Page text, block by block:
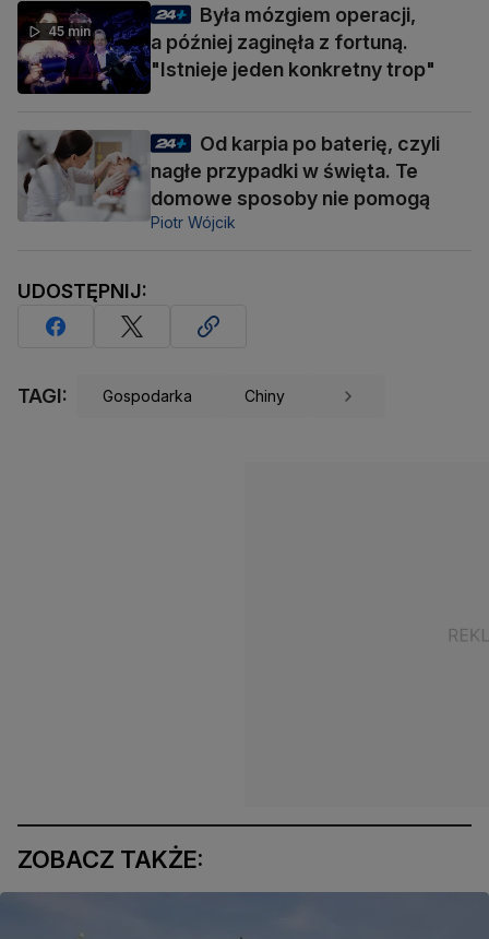
45 min
Była mózgiem operacji,
a później zaginęła z fortuną.
"Istnieje jeden konkretny trop"
Od karpia po baterię, czyli
nagłe przypadki w święta. Te
domowe sposoby nie pomogą
Piotr Wójcik
UDOSTĘPNIJ:
TAGI: Gospodarka Chiny
ZOBACZ TAKŻE: